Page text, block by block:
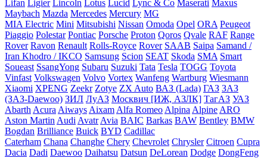
Lifan Ligier Lincoln Lotus Lucid Lync & Co Maserati Maxus
Maybach Mazda Mercedes Mercury MG
MIA Electric Mini Mitsubishi Nissan Omoda Opel ORA Peugeot
Piaggio Polestar Pontiac Porsche Proton Qoros Qvale RAF Range
Rover Ravon Renault Rolls-Royce Rover SAAB Saipa Samand /
Iran Khodro / IKCO Samsung Scion SEAT Skoda SMA Smart
Soueast SsangYong Subaru Suzuki Tata Tesla TOGG Toyota
Vinfast Volkswagen Volvo Vortex Wanfeng Wartburg Wiesmann
Xiaomi XPENG Zeekr Zotye ZX Auto ВАЗ (Lada) ГАЗ ЗАЗ
(ЗАЗ-Daewoo) ЗИЛ ЛуАЗ Москвич [ИЖ, АЗЛК] ТагАЗ УАЗ
Abarth Acura Aiways Aixam Alfa Romeo Alpina Alpine ARO
Aston Martin Audi Avatr Avia BAIC Barkas BAW Bentley BMW
Bogdan Brilliance Buick BYD Cadillac
Caterham Chana Changhe Chery Chevrolet Chrysler Citroen Cupra
Dacia Dadi Daewoo Daihatsu Datsun DeLorean Dodge DongFeng